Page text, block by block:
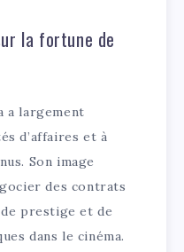
la fortune de
a largement
d’affaires et à
Son image
des contrats
prestige et de
dans le cinéma.